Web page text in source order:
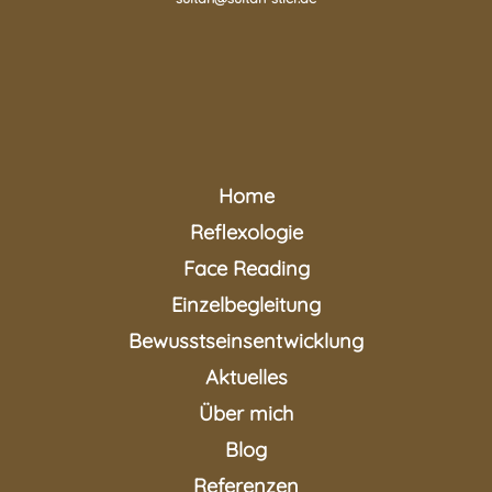
Home
Reflexologie
Face Reading
Einzelbegleitung
Bewusstseinsentwicklung
Aktuelles
Über mich
Blog
Referenzen